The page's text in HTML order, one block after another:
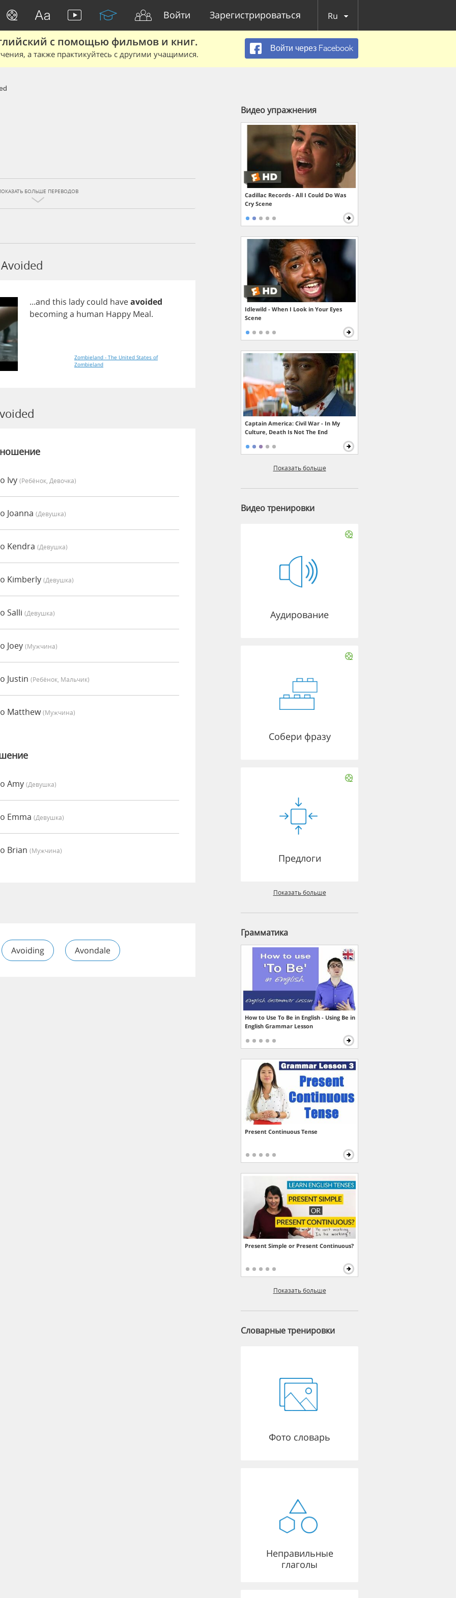
Войти Зарегистрироваться Ru
с помощью фильмов и книг.
а также практикуйтесь с другими учащимися.
Войти через Facebook
БОЛЬШЕ ПЕРЕВОДОВ
...and this lady could haveavoided
becominga human Happy Meal.
Zombieland - The United States of
Zombieland
Ivy (Ребёнок, Девочка)
Joanna (девушка)
Kendra (девушка)
Kimberly (девушка)
Salli (девушка)
Joey (мужчина)
Justin (Ребёнок, Мальчик)
Matthew(мужчина)
Amy (девушка)
Emma (девушка)
Brian (мужчина)
Avoiding Avondale
Видео упражнения
Cadillac Records - All I Could Do Was
Cry Scene
Idlewild - When I Look in Your Eyes
Scene
Captain America: Civil War - In My
Culture, Death Is Not The End
Показать больше
Видео тренировки
Аудирование
Собери фразу
Предлоги
Показать больше
Грамматика
How to Use To Be in English - Using Be in
English Grammar Lesson
Present Continuous Tense
Present Simple or Present Continuous?
Показать больше
Словарные тренировки
Фото словарь
Неправильные
глаголы